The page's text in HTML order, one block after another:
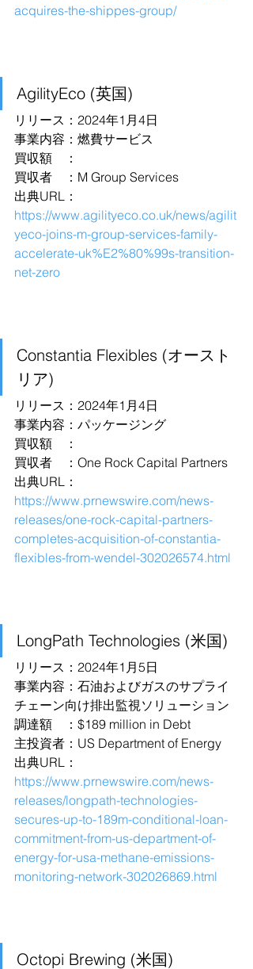
acquires-the-shippes-group/
AgilityEco (英国)
リリース：2024年1月4日
事業内容：燃費サービス
買収額　：
買収者　：M Group Services
出典URL：
https://www.agilityeco.co.uk/news/agilit
yeco-joins-m-group-services-family-
accelerate-uk%E2%80%99s-transition-
net-zero
Constantia Flexibles (オースト
リア)
リリース：2024年1月4日
事業内容：パッケージング
買収額　：
買収者　：One Rock Capital Partners
出典URL：
https://www.prnewswire.com/news-
releases/one-rock-capital-partners-
completes-acquisition-of-constantia-
flexibles-from-wendel-302026574.html
LongPath Technologies (米国)
リリース：2024年1月5日
事業内容：石油およびガスのサプライ
チェーン向け排出監視ソリューション
調達額　：$189 million in Debt
主投資者：US Department of Energy
出典URL：
https://www.prnewswire.com/news-
releases/longpath-technologies-
secures-up-to-189m-conditional-loan-
commitment-from-us-department-of-
energy-for-usa-methane-emissions-
monitoring-network-302026869.html
Octopi Brewing (米国)